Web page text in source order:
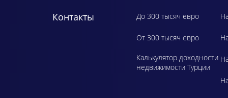
Контакты
До 300 тысяч евро
От 300 тысяч евро
Калькулятор доходности
недвижимости Турции